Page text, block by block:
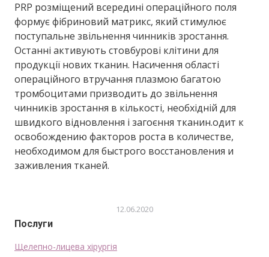
PRP розміщений всередині операційного поля
формує фібриновий матрикс, який стимулює
поступальне звільнення чинників зростання.
Останні активують стовбурові клітини для
продукції нових тканин. Насичення області
операційного втручання плазмою багатою
тромбоцитами призводить до звільнення
чинників зростання в кількості, необхідній для
швидкого відновлення і загоєння тканин.одит к
освобождению факторов роста в количестве,
необходимом для быстрого восстановления и
заживления тканей.
12.06.2020
Послуги
Щелепно-лицева хірургія